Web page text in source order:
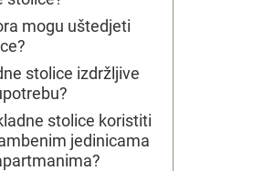
mogu uštedjeti
stolice izdržljive
stolice koristiti
jedinicama